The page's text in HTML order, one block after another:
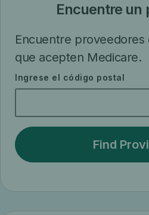
Encuentre un
Encuentre proveedores
que acepten Medicare.
Ingrese el código postal